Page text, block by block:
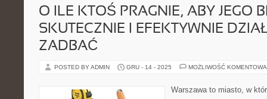
O ILE KTOŚ PRAGNIE, ABY JEGO
SKUTECZNIE I EFEKTYWNIE
ZADBAĆ
POSTED BY ADMIN GRU - 14 - 2025 MOŻLIWOŚĆ
Warszawa to miasto, w